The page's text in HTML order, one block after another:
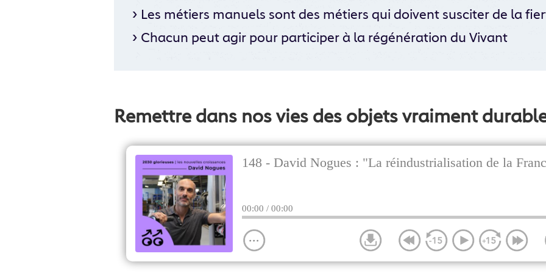
› Les métiers manuels sont des métiers qui doivent susciter de la
› Chacun peut agir pour participer à la régénération du Vivant
Remettre dans nos vies des objets vraiment